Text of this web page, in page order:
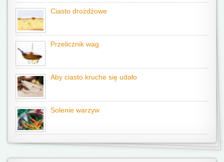
Ciasto drożdżowe
Przelicznik wag
Aby ciasto kruche się udało
Solenie warzyw